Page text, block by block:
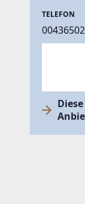
TELEFON